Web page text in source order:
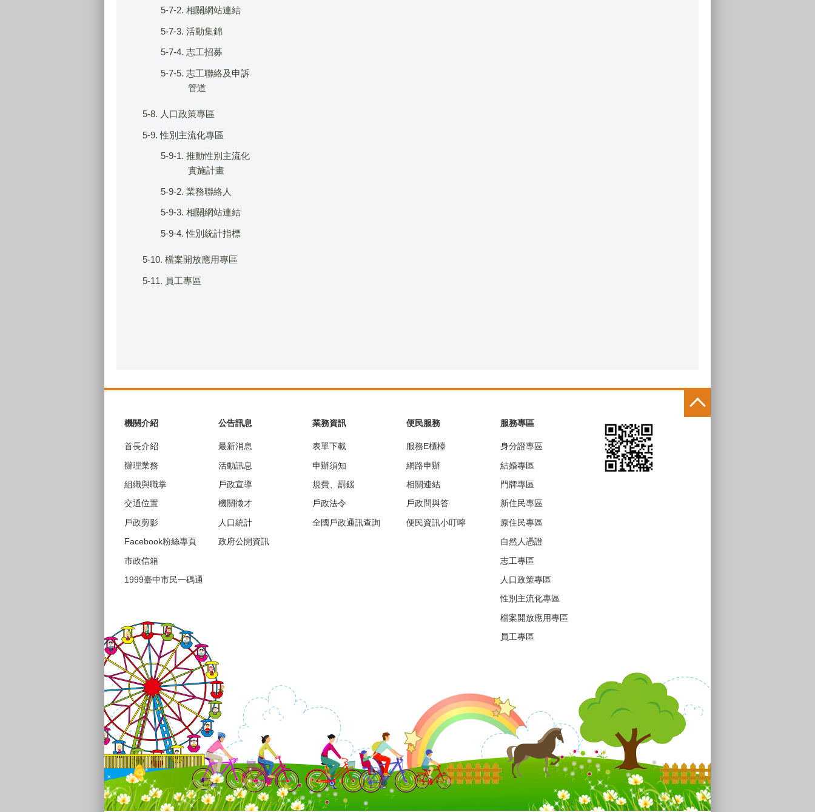
5-7-2. 相關網站連結
5-7-3. 活動集錦
5-7-4. 志工招募
5-7-5. 志工聯絡及申訴
管道
5-8. 人口政策專區
5-9. 性別主流化專區
5-9-1. 推動性別主流化
實施計畫
5-9-2. 業務聯絡人
5-9-3. 相關網站連結
5-9-4. 性別統計指標
5-10. 檔案開放應用專區
5-11. 員工專區
機關介紹
首長介紹
辦理業務
組織與職掌
交通位置
戶政剪影
Facebook粉絲專頁
市政信箱
1999臺中市民一碼通
公告訊息
最新消息
活動訊息
戶政宣導
機關徵才
人口統計
政府公開資訊
業務資訊
表單下載
申辦須知
規費、罰鍰
戶政法令
全國戶政通訊查詢
便民服務
服務E櫃檯
網路申辦
相關連結
戶政問與答
便民資訊小叮嚀
服務專區
身分證專區
結婚專區
門牌專區
新住民專區
原住民專區
自然人憑證
志工專區
人口政策專區
性別主流化專區
檔案開放應用專區
員工專區